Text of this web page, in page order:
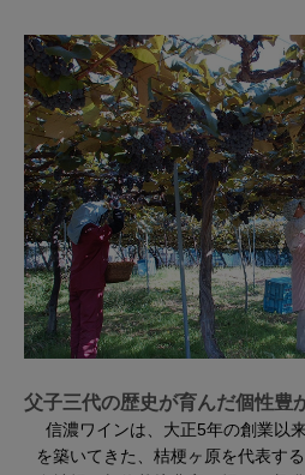
父子三代の歴史が育んだ個性豊
信濃ワインは、大正5年の創業以
を築いてきた、桔梗ヶ原を代表す